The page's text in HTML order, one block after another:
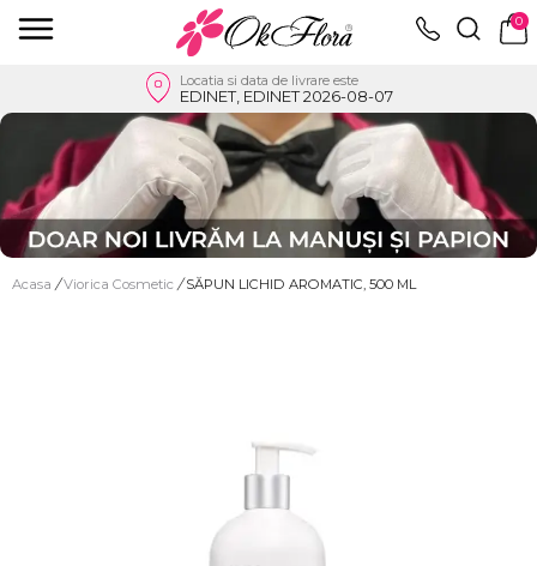
0
Locatia si data de livrare este
EDINET, EDINET 2026-08-07
Acasa / Viorica Cosmetic / SĂPUN LICHID AROMATIC, 500 ML